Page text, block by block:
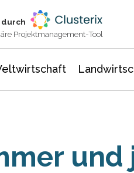
Projektmanagement-Tool
und